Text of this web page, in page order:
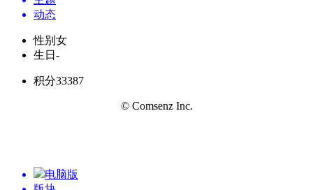
动态
性别 女
生日 -
积分33387
© Comsenz Inc.
电脑版